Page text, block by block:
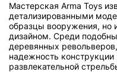
Мастерская Arma Toys
детализированными
образцы вооружения, но
дизайном. Среди
деревянных
надежность
развлекательной